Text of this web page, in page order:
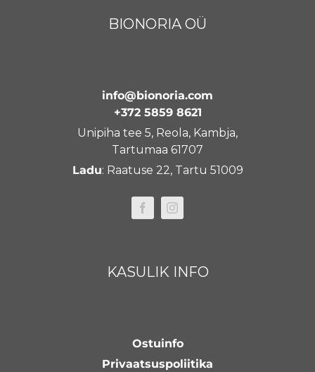
BIONORIA OÜ
info@bionoria.com
+372 5859 8621
Unipiha tee 5, Reola, Kambja,
Tartumaa 61707
Ladu: Raatuse 22, Tartu 51009
KASULIK INFO
Ostuinfo
Privaatsuspoliitika